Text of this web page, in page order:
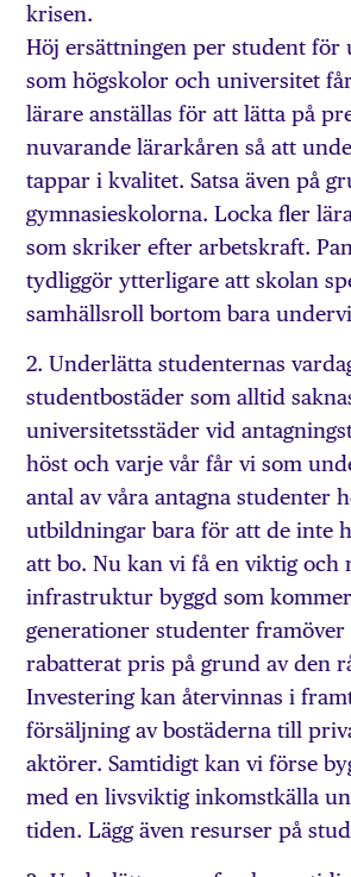
krisen.
Höj ersättningen per student för
som högskolor och universitet
lärare anställas för att lätta på
nuvarande lärarkåren så att
tappar i kvalitet. Satsa även på
gymnasieskolorna. Locka fler
som skriker efter arbetskraft.
tydliggör ytterligare att skolan
samhällsroll bortom bara
2. Underlätta studenternas
studentbostäder som alltid
universitetsstäder vid
höst och varje vår får vi som
antal av våra antagna studenter
utbildningar bara för att de inte
att bo. Nu kan vi få en viktig och
infrastruktur byggd som
generationer studenter
rabatterat pris på grund av den
Investering kan återvinnas i
försäljning av bostäderna till
aktörer. Samtidigt kan vi förse
med en livsviktig inkomstkälla
tiden. Lägg även resurser på